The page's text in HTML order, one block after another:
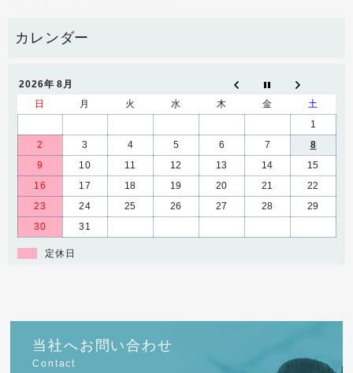
2026年 8月
日
月 火 水 木 金
土
1
2
3 4 5 6 7
8
9
10 11 12 13 14
15
16
17 18 19 20 21
22
23
24 25 26 27 28
29
30
31
定休日
当社へお問い合わせ
Contact